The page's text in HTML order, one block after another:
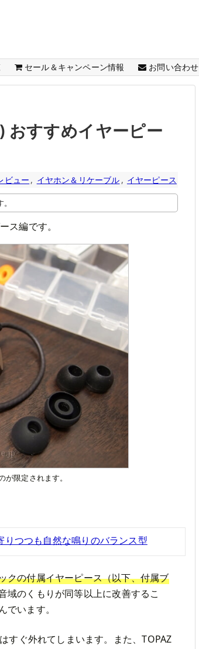
セール＆キャンペーン情報 お問い合わせ
おすすめイヤーピー
ビュー , イヤホン＆リケーブル , イヤーピース
ス編です。
限定されます。
つつも自然な鳴りのバランス型
クの付属イヤーピース（以下、付属ブ
域のくもりが同等以上に改善するこ
います。
すぐ外れてしまいます。また、TOPAZ